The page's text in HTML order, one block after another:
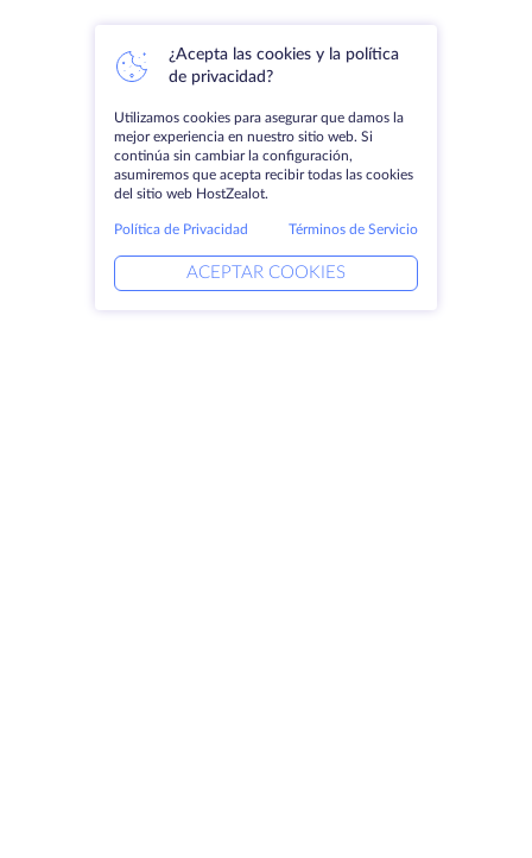
¿Acepta las cookies y la política
de privacidad?
Utilizamos cookies para asegurar que damos la
mejor experiencia en nuestro sitio web. Si
continúa sin cambiar la configuración,
asumiremos que acepta recibir todas las cookies
del sitio web HostZealot.
Política de Privacidad Términos de Servicio
ACEPTAR COOKIES